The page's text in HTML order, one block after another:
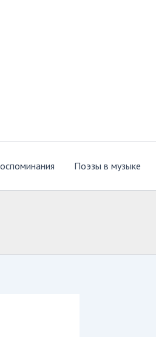
Поэзы в музыке